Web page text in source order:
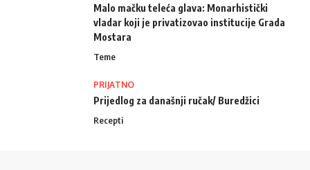
Malo mačku teleća glava: Monarhistički
vladar koji je privatizovao institucije Grada
Mostara
Teme
PRIJATNO
Prijedlog za današnji ručak/ Buredžici
Recepti